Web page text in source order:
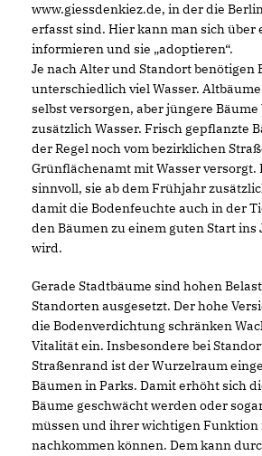
www.giessdenkiez.de, in der die
erfasst sind. Hier kann man sich über
informieren und sie „adoptieren“.
Je nach Alter und Standort benötigen
unterschiedlich viel Wasser.
selbst versorgen, aber jüngere
zusätzlich Wasser. Frisch gepflanzte
der Regel noch vom bezirklichen
Grünflächenamt mit Wasser versorgt.
sinnvoll, sie ab dem Frühjahr
damit die Bodenfeuchte auch in der
den Bäumen zu einem guten Start ins
wird.
Gerade Stadtbäume sind hohen
Standorten ausgesetzt. Der hohe
die Bodenverdichtung schränken
Vitalität ein. Insbesondere bei
Straßenrand ist der Wurzelraum
Bäumen in Parks. Damit erhöht sich
Bäume geschwächt werden oder
müssen und ihrer wichtigen
nachkommen können. Dem kann